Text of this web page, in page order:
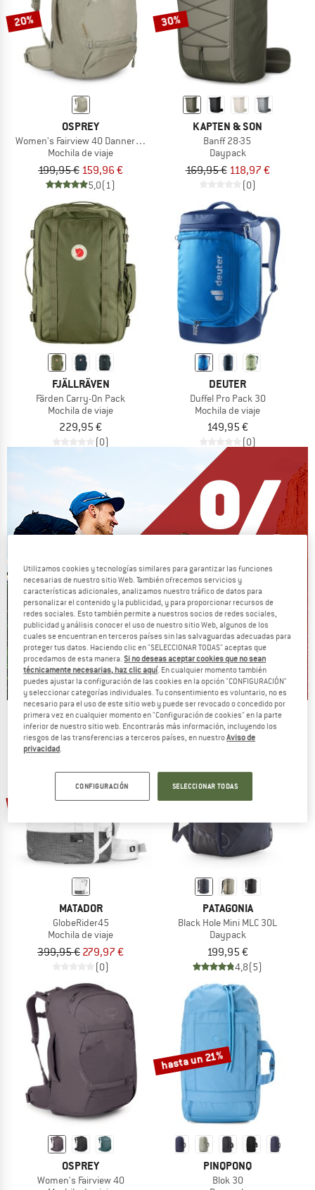
20%
OSPREY
Women's Fairview 40 DannerxOsprey
Mochila de viaje
199,95 € 159,96 €
5,0(1)
30%
KAPTEN & SON
Banff 28-35
Daypack
169,95 € 118,97 €
(0)
FJÄLLRÄVEN
Färden Carry-On Pack
Mochila de viaje
229,95 €
(0)
DEUTER
Duffel Pro Pack 30
Mochila de viaje
149,95 €
(0)
Our summer sale enters its next
phase
TO THE SALE
MATADOR
GlobeRider45
Mochila de viaje
399,95 € 279,97 €
(0)
PATAGONIA
Black Hole Mini MLC 30L
Daypack
199,95 €
4,8(5)
OSPREY
Women's Fairview 40
hasta un 21%
PINQPONQ
Blok 30
Utilizamos cookies y tecnologías similares para garantizar las funciones
necesarias de nuestro sitio Web. También ofrecemos servicios y
características adicionales, analizamos nuestro tráfico de datos para
personalizar el contenido y la publicidad, y para proporcionar recursos de
redes sociales. Esto también permite a nuestros socios de redes sociales,
publicidad y análisis conocer el uso de nuestro sitio Web, algunos de los
cuales se encuentran en terceros países sin las salvaguardas adecuadas para
proteger tus datos. Haciendo clic en "SELECCIONAR TODAS" aceptas que
procedamos de esta manera.Si no deseas aceptar cookies que no sean
técnicamente necesarias, haz clic aquí. En cualquier momento también
puedes ajustar la configuración de las cookies en la opción "CONFIGURACIÓN"
y seleccionar categorías individuales. Tu consentimiento es voluntario, no es
necesario para el uso de este sitio web y puede ser revocado o concedido por
primera vez en cualquier momento en "Configuración de cookies" en la parte
inferior de nuestro sitio web. Encontrarás más información, incluyendo los
riesgos de las transferencias a terceros países, en nuestroAviso de
privacidad
CONFIGURACIÓN SELECCIONAR TODAS